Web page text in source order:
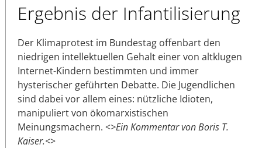
Ergebnis der Infantilisierung
Der Klimaprotest im Bundestag offenbart den
niedrigen intellektuellen Gehalt einer von altklugen
Internet-Kindern bestimmten und immer
hysterischer geführten Debatte. Die Jugendlichen
sind dabei vor allem eines: nützliche Idioten,
manipuliert von ökomarxistischen
Meinungsmachern. <>Ein Kommentar von Boris T.
Kaiser.<>